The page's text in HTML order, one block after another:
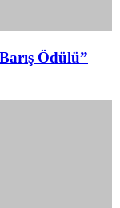
Ödülü”